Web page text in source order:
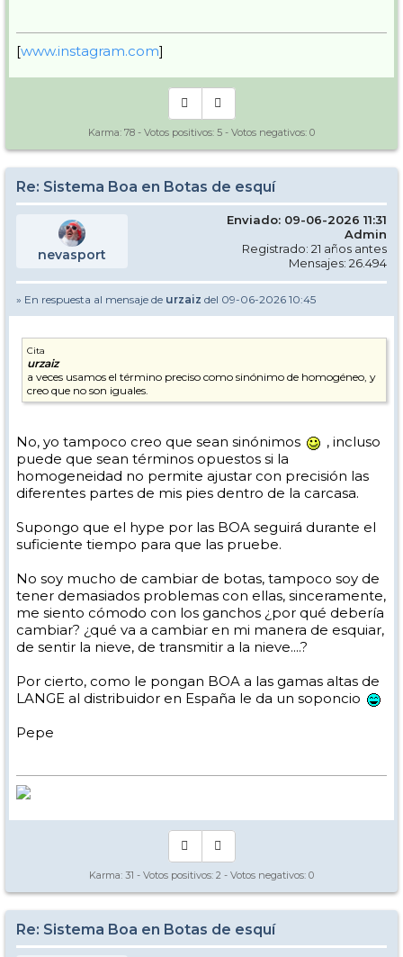
[www.instagram.com]
Karma: 78 - Votos positivos: 5 - Votos negativos: 0
Re: Sistema Boa en Botas de esquí
nevasport
Enviado: 09-06-2026 11:31
Admin
Registrado: 21 años antes
Mensajes: 26.494
» En respuesta al mensaje de urzaiz del 09-06-2026 10:45
Cita
urzaiz
a veces usamos el término preciso como sinónimo de homogéneo, y
creo que no son iguales.
No, yo tampoco creo que sean sinónimos
, incluso
puede que sean términos opuestos si la
homogeneidad no permite ajustar con precisión las
diferentes partes de mis pies dentro de la carcasa.
Supongo que el hype por las BOA seguirá durante el
suficiente tiempo para que las pruebe.
No soy mucho de cambiar de botas, tampoco soy de
tener demasiados problemas con ellas, sinceramente,
me siento cómodo con los ganchos ¿por qué debería
cambiar? ¿qué va a cambiar en mi manera de esquiar,
de sentir la nieve, de transmitir a la nieve....?
Por cierto, como le pongan BOA a las gamas altas de
LANGE al distribuidor en España le da un soponcio
Pepe
Karma: 31 - Votos positivos: 2 - Votos negativos: 0
Re: Sistema Boa en Botas de esquí